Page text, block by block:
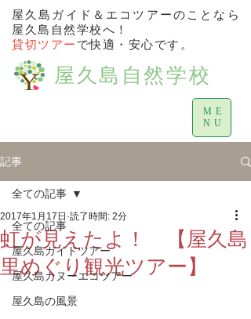
屋久島自然学校
屋久島ガイド＆エコツアーのことなら
屋久島自然学校へ！
貸切ツアー で快適・安心です。
ME
NU
記事
全ての記事
屋久島ガイドツアー
屋久島カヌーエコツアー
屋久島の風景
全ての記事
虹が見えたよ！ 【屋久島
里めぐり観光ツアー】
2017年1月17日 読了時間: 2分